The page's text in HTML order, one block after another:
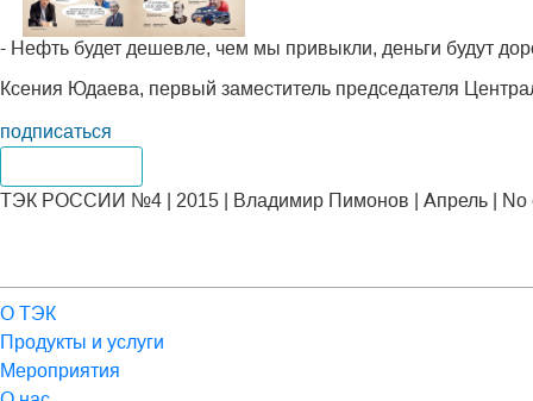
- Нефть будет дешевле, чем мы привыкли, деньги будут
Ксения Юдаева, первый заместитель председателя
подписаться
ТЭК РОССИИ №4 | 2015 | Владимир Пимонов | Апрель | No
О ТЭК
Продукты и услуги
Мероприятия